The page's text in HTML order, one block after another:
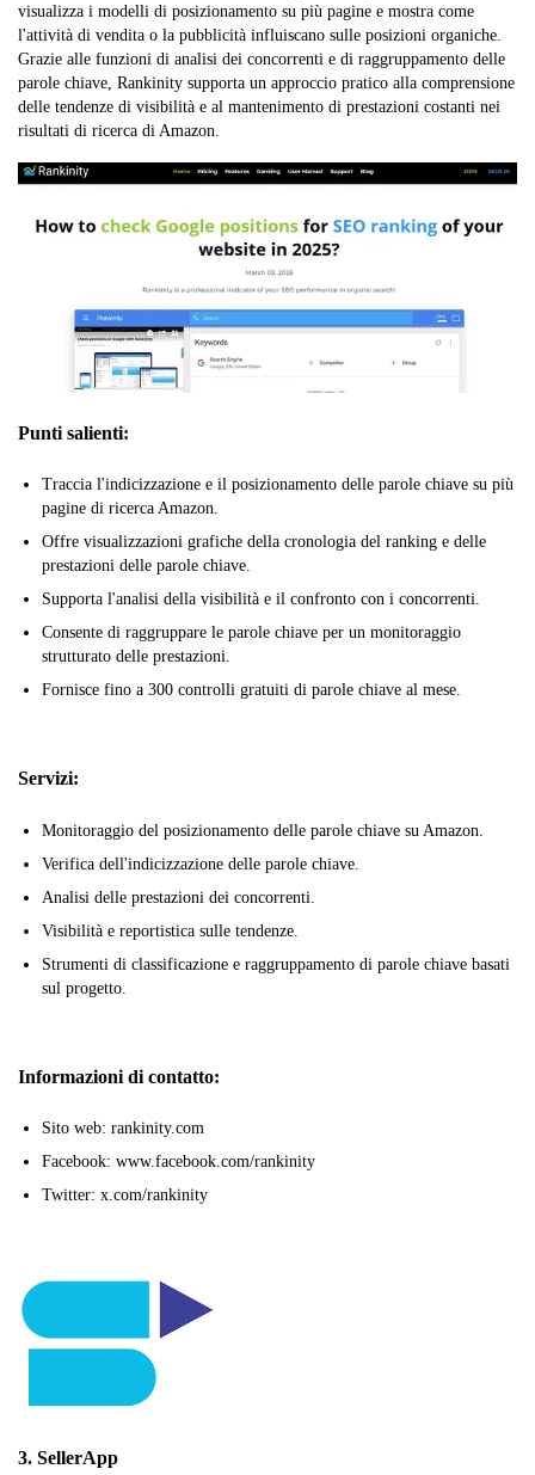
visualizza i modelli di posizionamento su più pagine e mostra come
l'attività di vendita o la pubblicità influiscano sulle posizioni organiche.
Grazie alle funzioni di analisi dei concorrenti e di raggruppamento delle
parole chiave, Rankinity supporta un approccio pratico alla comprensione
delle tendenze di visibilità e al mantenimento di prestazioni costanti nei
risultati di ricerca di Amazon.
Punti salienti:
Traccia l'indicizzazione e il posizionamento delle parole chiave su più
pagine di ricerca Amazon.
Offre visualizzazioni grafiche della cronologia del ranking e delle
prestazioni delle parole chiave.
Supporta l'analisi della visibilità e il confronto con i concorrenti.
Consente di raggruppare le parole chiave per un monitoraggio
strutturato delle prestazioni.
Fornisce fino a 300 controlli gratuiti di parole chiave al mese.
Servizi:
Monitoraggio del posizionamento delle parole chiave su Amazon.
Verifica dell'indicizzazione delle parole chiave.
Analisi delle prestazioni dei concorrenti.
Visibilità e reportistica sulle tendenze.
Strumenti di classificazione e raggruppamento di parole chiave basati
sul progetto.
Informazioni di contatto:
Sito web: rankinity.com
Facebook: www.facebook.com/rankinity
Twitter: x.com/rankinity
3. SellerApp